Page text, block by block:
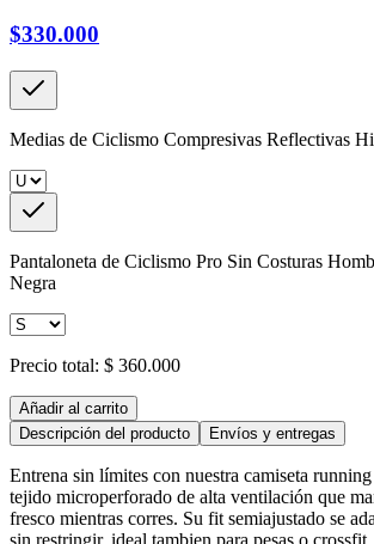
$330.000
Medias de Ciclismo Compresivas Reflectivas
Pantaloneta de Ciclismo Pro Sin Costuras
Negra
Precio total: $ 360.000
Añadir al carrito
Descripción del producto
Envíos y entregas
Entrena sin límites con nuestra camiseta
tejido microperforado de alta ventilación que
fresco mientras corres. Su fit semiajustado se